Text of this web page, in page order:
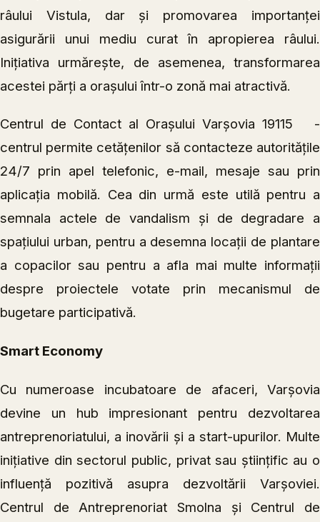
râului Vistula, dar și promovarea importanței
asigurării unui mediu curat în apropierea râului.
Inițiativa urmărește, de asemenea, transformarea
acestei părți a orașului într-o zonă mai atractivă.
Centrul de Contact al Orașului Varșovia 19115 -
centrul permite cetățenilor să contacteze autoritățile
24/7 prin apel telefonic, e-mail, mesaje sau prin
aplicația mobilă. Cea din urmă este utilă pentru a
semnala actele de vandalism și de degradare a
spațiului urban, pentru a desemna locații de plantare
a copacilor sau pentru a afla mai multe informații
despre proiectele votate prin mecanismul de
bugetare participativă.
Smart Economy
Cu numeroase incubatoare de afaceri, Varșovia
devine un hub impresionant pentru dezvoltarea
antreprenoriatului, a inovării și a start-upurilor. Multe
inițiative din sectorul public, privat sau științific au o
influență pozitivă asupra dezvoltării Varșoviei.
Centrul de Antreprenoriat Smolna și Centrul de